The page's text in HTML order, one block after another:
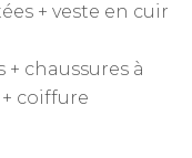
+ veste en cuir
chaussures à
coiffure